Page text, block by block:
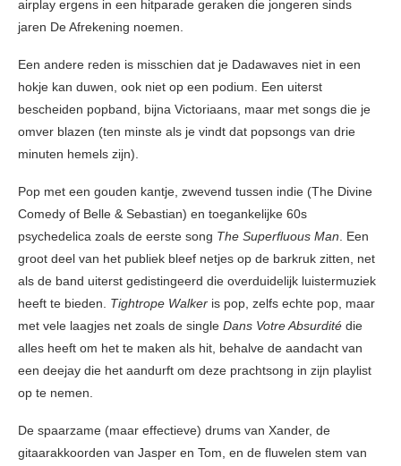
airplay ergens in een hitparade geraken die jongeren sinds
jaren De Afrekening noemen.
Een andere reden is misschien dat je Dadawaves niet in een
hokje kan duwen, ook niet op een podium. Een uiterst
bescheiden popband, bijna Victoriaans, maar met songs die je
omver blazen (ten minste als je vindt dat popsongs van drie
minuten hemels zijn).
Pop met een gouden kantje, zwevend tussen indie (The Divine
Comedy of Belle & Sebastian) en toegankelijke 60s
psychedelica zoals de eerste song The Superfluous Man . Een
groot deel van het publiek bleef netjes op de barkruk zitten, net
als de band uiterst gedistingeerd die overduidelijk luistermuziek
heeft te bieden. Tightrope Walker is pop, zelfs echte pop, maar
met vele laagjes net zoals de single Dans Votre Absurdité die
alles heeft om het te maken als hit, behalve de aandacht van
een deejay die het aandurft om deze prachtsong in zijn playlist
op te nemen.
De spaarzame (maar effectieve) drums van Xander, de
gitaarakkoorden van Jasper en Tom, en de fluwelen stem van